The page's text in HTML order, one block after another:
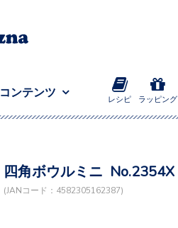
コンテンツ
レシピ ラッピング
四角ボウルミニ No.2354X
(JANコード：4582305162387)